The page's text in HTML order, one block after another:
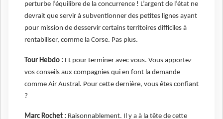
perturbe l’équilibre de la concurrence ! L’argent de l’état ne
devrait que servir à subventionner des petites lignes ayant
pour mission de desservir certains territoires difficiles à
rentabiliser, comme la Corse. Pas plus.
Tour Hebdo : Et pour terminer avec vous. Vous apportez
vos conseils aux compagnies qui en font la demande
comme Air Austral. Pour cette dernière, vous êtes confiant
?
Marc Rochet : Raisonnablement. Il y a à la tête de cette